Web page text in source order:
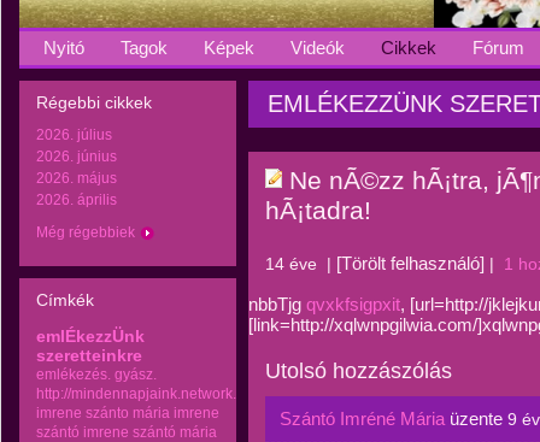
Nyitó Tagok Képek Videók Cikkek Fórum
Régebbi cikkek
2026. július
2026. június
2026. május
2026. április
Még régebbiek
Címkék
emlÉkezzÜnk
szeretteinkre
emlékezés. gyász.
http://mindennapjaink.network.hu
imrene szánto mária imrene
szántó imrene szántó mária
EMLÉKEZZÜNK
Ne nÃ©zz hÃ¡tra,
hÃ¡tadra!
14 éve | [Törölt felhasználó] | 1
nbbTjg qvxkfsigpxit, [url=http://
[link=http://xqlwnpgilwia.com/
Utolsó hozzászólás
Szántó Imréné Mária üzente 9